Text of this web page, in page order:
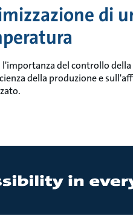
di
l'importanza del controllo
della produzione e